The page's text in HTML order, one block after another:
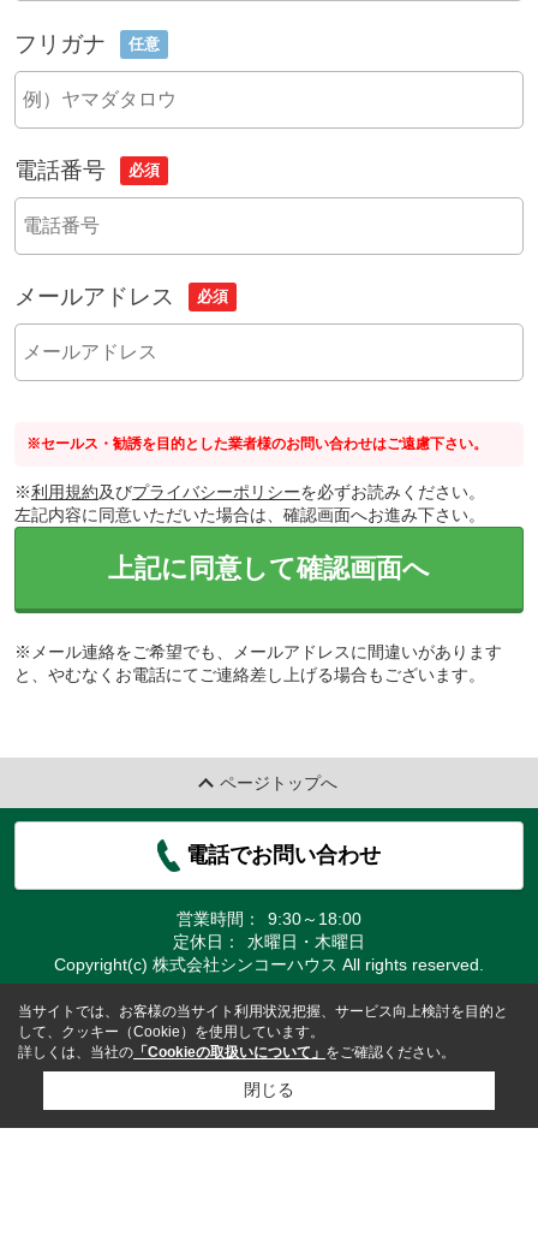
フリガナ 任意
電話番号 必須
メールアドレス 必須
※セールス・勧誘を目的とした業者様のお問い合わせはご遠慮下さい。
※利用規約及びプライバシーポリシーを必ずお読みください。
左記内容に同意いただいた場合は、確認画面へお進み下さい。
上記に同意して確認画面へ
※メール連絡をご希望でも、メールアドレスに間違いがあります
と、やむなくお電話にてご連絡差し上げる場合もございます。
ページトップへ
電話でお問い合わせ
営業時間：
9:30～18:00
定休日：
水曜日・木曜日
Copyright(c) 株式会社シンコーハウス All rights reserved.
当サイトでは、お客様の当サイト利用状況把握、サービス向上検討を目的と
して、クッキー（Cookie）を使用しています。
詳しくは、当社の 「Cookieの取扱いについて」 をご確認ください。
閉じる